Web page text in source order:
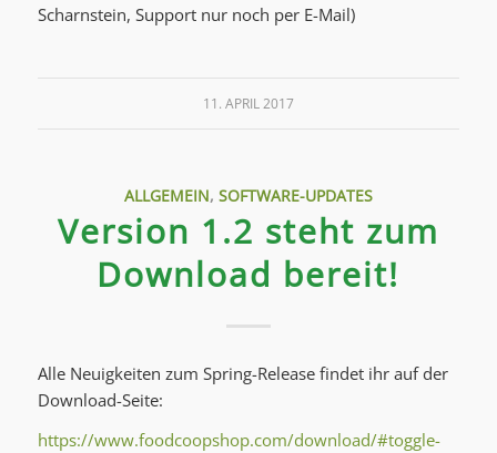
Scharnstein, Support nur noch per E-Mail)
11. APRIL 2017
ALLGEMEIN, SOFTWARE-UPDATES
Version 1.2 steht zum
Download bereit!
Alle Neuigkeiten zum Spring-Release findet ihr auf der
Download-Seite:
https://www.foodcoopshop.com/download/#toggle-